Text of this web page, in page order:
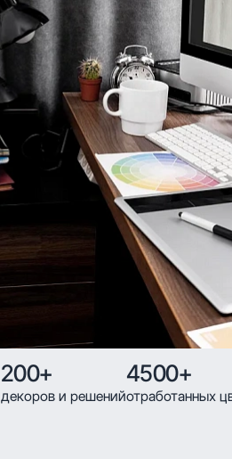
200+
декоров и решений
4500+
отработанных